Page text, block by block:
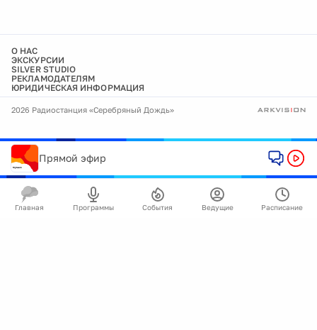
О НАС
ЭКСКУРСИИ
SILVER STUDIO
РЕКЛАМОДАТЕЛЯМ
ЮРИДИЧЕСКАЯ ИНФОРМАЦИЯ
2026 Радиостанция «Серебряный Дождь»
Прямой эфир
Главная Программы События Ведущие Расписание